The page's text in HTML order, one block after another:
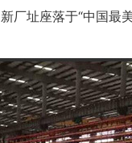
址座落于“中国最